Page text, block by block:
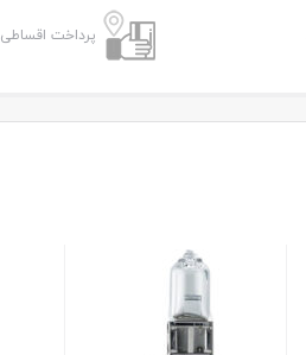
پرداخت اقساطی